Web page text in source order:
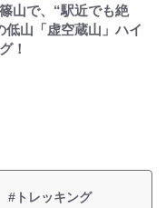
山で、“駅近でも絶
低山「虚空蔵山」ハイ
！
#トレッキング